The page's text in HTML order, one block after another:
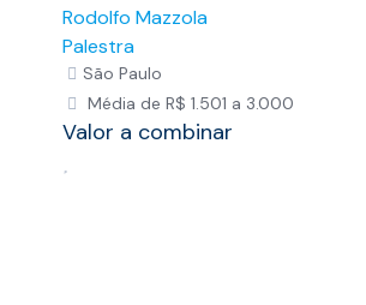
Rodolfo Mazzola
Palestra
São Paulo
Média de R$ 1.501 a 3.000
Valor a combinar